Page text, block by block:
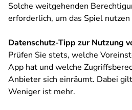
Solche weitgehenden
erforderlich, um das Spiel nutzen
Datenschutz-Tipp zur Nutzung
Prüfen Sie stets, welche
App hat und welche
Anbieter sich einräumt. Dabei
Weniger ist mehr.